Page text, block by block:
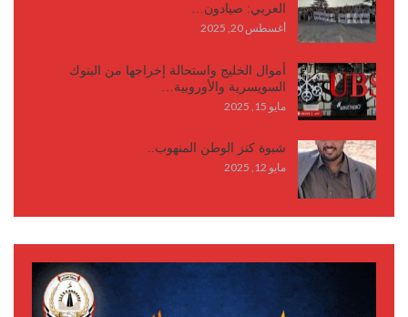
العربي: صيادون…
أغسطس 20, 2025
أموال الخليج واستحالة إخراجها من البنوك
السويسرية والأوروبية…
مايو 15, 2025
شبوة كنز الوطن المنهوب..
مايو 12, 2025